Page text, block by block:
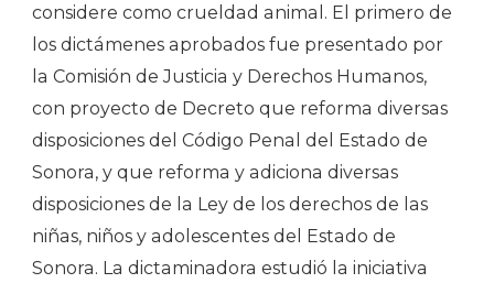
considere como crueldad animal. El primero de
los dictámenes aprobados fue presentado por
la Comisión de Justicia y Derechos Humanos,
con proyecto de Decreto que reforma diversas
disposiciones del Código Penal del Estado de
Sonora, y que reforma y adiciona diversas
disposiciones de la Ley de los derechos de las
niñas, niños y adolescentes del Estado de
Sonora. La dictaminadora estudió la iniciativa